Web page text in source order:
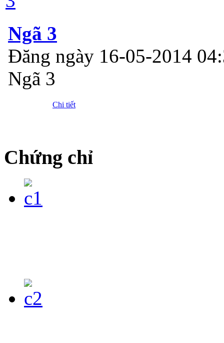
Ngã 3
Đăng ngày 16-05-2014
Ngã 3
Chi tiết
Chứng chỉ